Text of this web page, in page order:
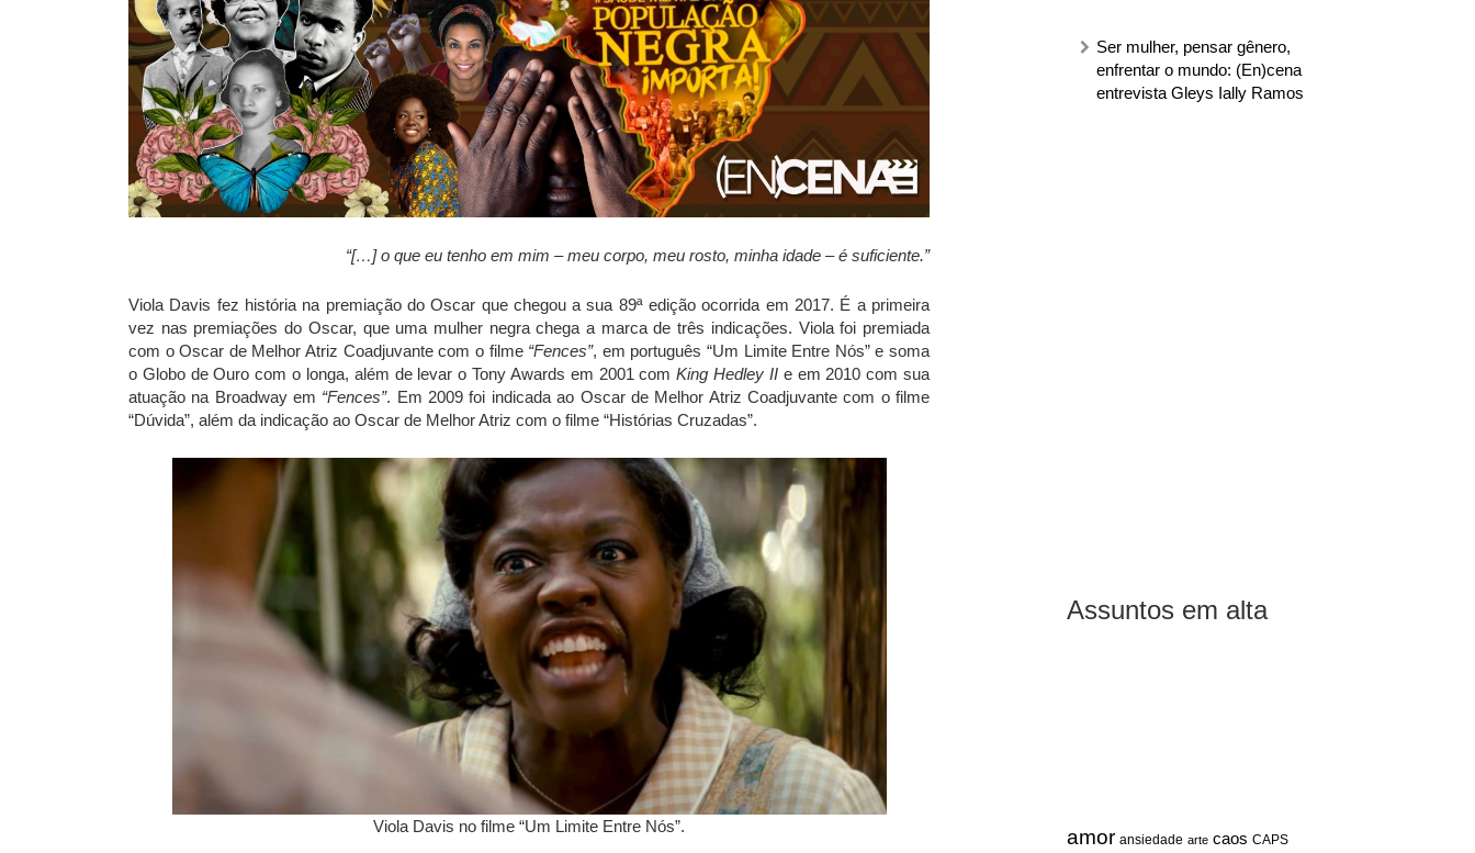
Ser mulher, pensar gênero,
enfrentar o mundo: (En)cena
entrevista Gleys Ially Ramos
Assuntos em alta
amor ansiedade arte caos CAPS
“[…]o que eu tenho em mim – meu corpo, meu rosto, minha idade – é suficiente.”
Viola Davis fez história na premiação do Oscar que chegou a sua 89ª edição ocorrida em 2017. É a primeira
vez nas premiações do Oscar, que uma mulher negra chega a marca de três indicações. Viola foi premiada
com o Oscar de Melhor Atriz Coadjuvante com o filme“Fences”, em português “Um Limite Entre Nós” e soma
o Globo de Ouro com o longa, além de levar o Tony Awards em 2001 comKing Hedley IIe em 2010 com sua
atuação na Broadway em “Fences”. Em 2009 foi indicada ao Oscar de Melhor Atriz Coadjuvante com o filme
“Dúvida”, além da indicação ao Oscar de Melhor Atriz com o filme “Histórias Cruzadas”.
Viola Davis no filme “Um Limite Entre Nós”.